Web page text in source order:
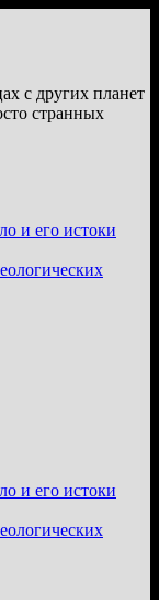
с других планет
странных
и его истоки
и его истоки